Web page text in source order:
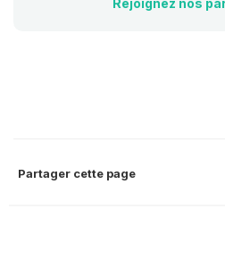
Rejoignez nos
Partager cette page